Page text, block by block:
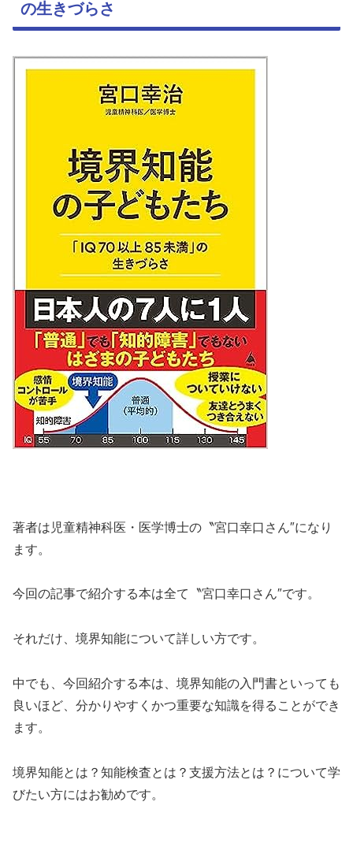
の生きづらさ
著者は児童精神科医・医学博士の〝宮口幸口さん″になり
ます。
今回の記事で紹介する本は全て〝宮口幸口さん″です。
それだけ、境界知能について詳しい方です。
中でも、今回紹介する本は、境界知能の入門書といっても
良いほど、分かりやすくかつ重要な知識を得ることができ
ます。
境界知能とは？知能検査とは？支援方法とは？について学
びたい方にはお勧めです。